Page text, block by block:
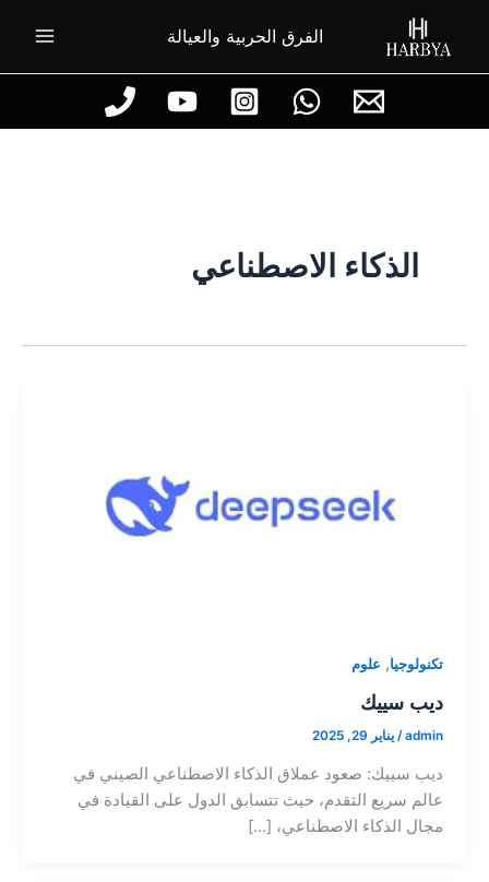
الفرق الحربية والعيالة
الذكاء الاصطناعي
تكنولوجيا, علوم
ديب سييك
admin
/ يناير 29, 2025
ديب سييك: صعود عملاق الذكاء الاصطناعي الصيني في
عالم سريع التقدم، حيث تتسابق الدول على القيادة في
مجال الذكاء الاصطناعي، […]